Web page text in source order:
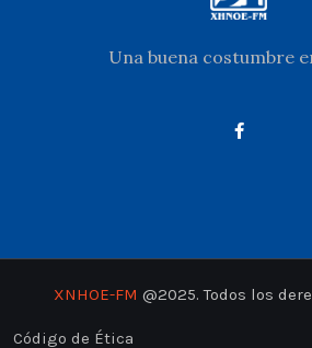
Una buena costumbre
XNHOE-FM @2025. Todos los
Código de Ética